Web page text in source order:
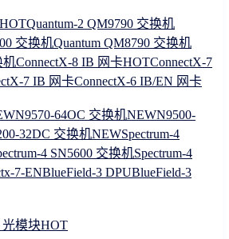
HOTQuantum-2 QM9790 交换机
交换机Quantum QM8790 交换机
机ConnectX-8 IB 网卡HOTConnectX-7
7 IB 网卡ConnectX-6 IB/EN 网卡
N9570-64OC 交换机NEWN9500-
32DC 交换机NEWSpectrum-4
4 SN5600 交换机Spectrum-4
7-ENBlueField-3 DPUBlueField-3
光模块HOT